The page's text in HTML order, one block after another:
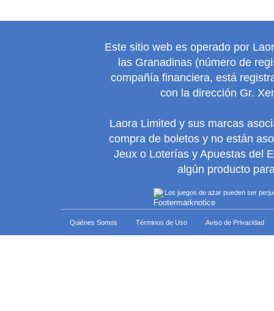
Este sitio web es operado por
las Granadinas (número de
compañía financiera, está
con la dirección Gr.
Laora Limited y sus marcas
compra de boletos y no están
Jeux o Loterías y Apuestas del
algún producto
Los juegos de azar pueden ser
Quiénes Somos Términos de Uso Aviso de Privacidad